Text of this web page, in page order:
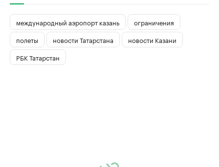
международный аэропорт казань
ограничения
полеты
новости Татарстана
новости Казани
РБК Татарстан